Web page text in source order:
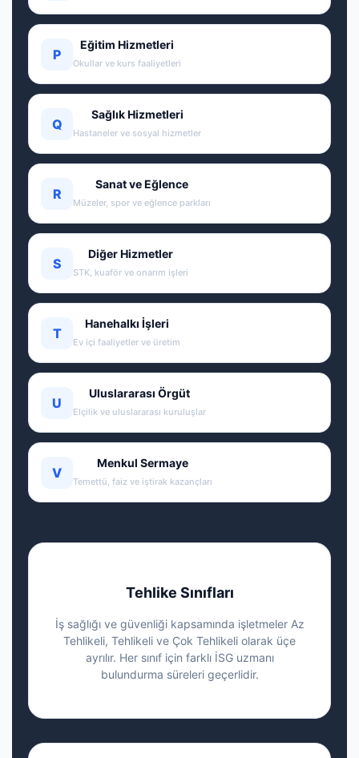
P
Eğitim Hizmetleri
Okullar ve kurs faaliyetleri
Q
Sağlık Hizmetleri
Hastaneler ve sosyal hizmetler
R
Sanat ve Eğlence
Müzeler, spor ve eğlence parkları
S
Diğer Hizmetler
STK, kuaför ve onarım işleri
T
Hanehalkı İşleri
Ev içi faaliyetler ve üretim
U
Uluslararası Örgüt
Elçilik ve uluslararası kuruluşlar
V
Menkul Sermaye
Temettü, faiz ve iştirak kazançları
Tehlike Sınıfları
İş sağlığı ve güvenliği kapsamında işletmeler Az
Tehlikeli, Tehlikeli ve Çok Tehlikeli olarak üçe
ayrılır. Her sınıf için farklı İSG uzmanı
bulundurma süreleri geçerlidir.